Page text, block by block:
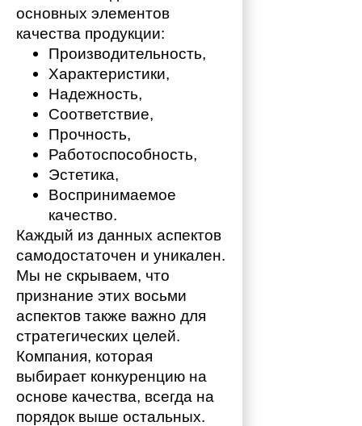
основных элементов
качества продукции:
Производительность,
Характеристики,
Надежность,
Соответствие,
Прочность,
Работоспособность,
Эстетика,
Воспринимаемое
качество.
Каждый из данных аспектов
самодостаточен и уникален.
Мы не скрываем, что
признание этих восьми
аспектов также важно для
стратегических целей.
Компания, которая
выбирает конкуренцию на
основе качества, всегда на
порядок выше остальных.